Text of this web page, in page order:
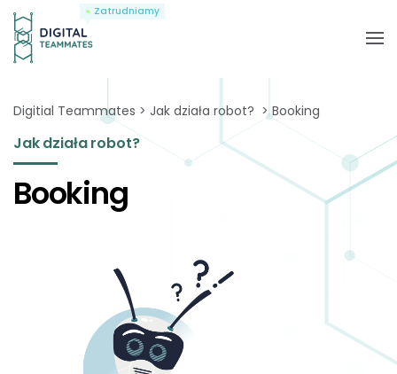
Zatrudniamy
Digitial Teammates Jak działa robot? Booking
Jak działa robot?
Booking